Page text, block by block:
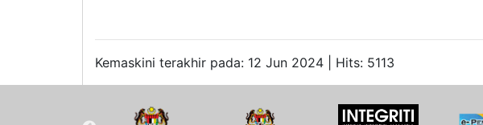
Kemaskini terakhir pada: 12 Jun 2024 | Hits: 5113